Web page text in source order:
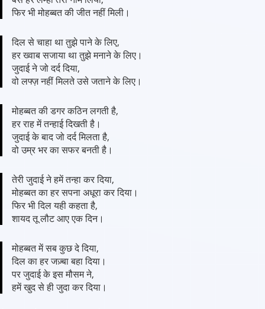
फिर भी मोहब्बत की जीत नहीं मिली।
दिल से चाहा था तुझे पाने के लिए,
हर ख्वाब सजाया था तुझे मनाने के लिए।
जुदाई ने जो दर्द दिया,
वो लफ्ज़ नहीं मिलते उसे जताने के लिए।
मोहब्बत की डगर कठिन लगती है,
हर राह में तन्हाई दिखती है।
जुदाई के बाद जो दर्द मिलता है,
वो उम्र भर का सफर बनती है।
तेरी जुदाई ने हमें तन्हा कर दिया,
मोहब्बत का हर सपना अधूरा कर दिया।
फिर भी दिल यही कहता है,
शायद तू लौट आए एक दिन।
मोहब्बत में सब कुछ दे दिया,
दिल का हर जज़्बा बहा दिया।
पर जुदाई के इस मौसम ने,
हमें खुद से ही जुदा कर दिया।